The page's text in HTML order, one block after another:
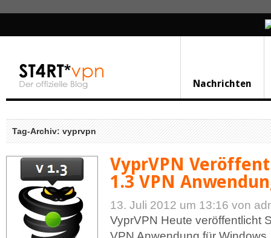
Nachrichten
Tag-Archiv: vyprvpn
VyprVPN
1.3 VPN
13. Juli 2012 um 13:16 von
VyprVPN Heute veröffentlicht